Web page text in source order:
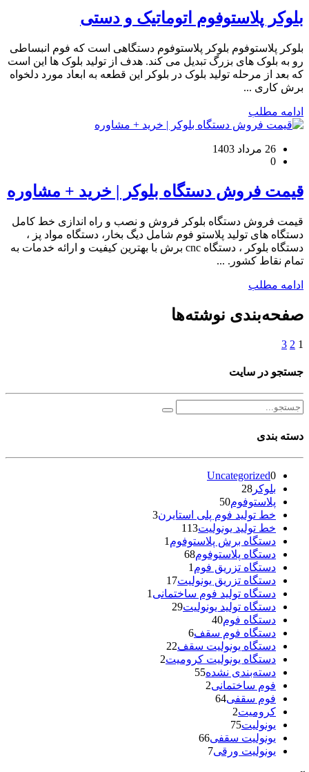
بلوکر پلاستوفوم اتوماتیک و دستی
بلوکر پلاستوفوم بلوکر پلاستوفوم دستگاهی است که فوم انبساطی
رو به بلوک های بزرگ تبدیل می کند. هدف از تولید بلوک ها این است
که بعد از مرحله تولید بلوک در بلوکر این قطعه به ابعاد مورد دلخواه
برش کاری ...
ادامه مطلب
26 مرداد 1403
0
قیمت فروش دستگاه بلوکر | خرید + مشاوره
قیمت فروش دستگاه بلوکر فروش و نصب و راه اندازی خط کامل
دستگاه های تولید پلاستو فوم شامل دیگ بخار، دستگاه مواد پز ،
دستگاه بلوکر ، دستگاه cnc برش با بهترین کیفیت و ارائه خدمات به
تمام نقاط کشور. ...
ادامه مطلب
صفحه‌بندی نوشته‌ها
1
2
3
جستجو در سایت
دسته بندی
Uncategorized0
بلوکر 28
پلاستوفوم50
خط تولید فوم پلی استایرن3
خط تولید یونولیت113
دستگاه برش پلاستوفوم 1
دستگاه پلاستوفوم68
دستگاه تزریق فوم 1
دستگاه تزریق یونولیت17
دستگاه تولید فوم ساختمانی 1
دستگاه تولید یونولیت29
دستگاه فوم40
دستگاه فوم سقف6
دستگاه یونولیت سقف22
دستگاه یونولیت کرومیت2
دسته‌بندی نشده55
فوم ساختمانی2
فوم سقفی64
کرومیت2
یونولیت75
یونولیت سقفی66
یونولیت ورقی7